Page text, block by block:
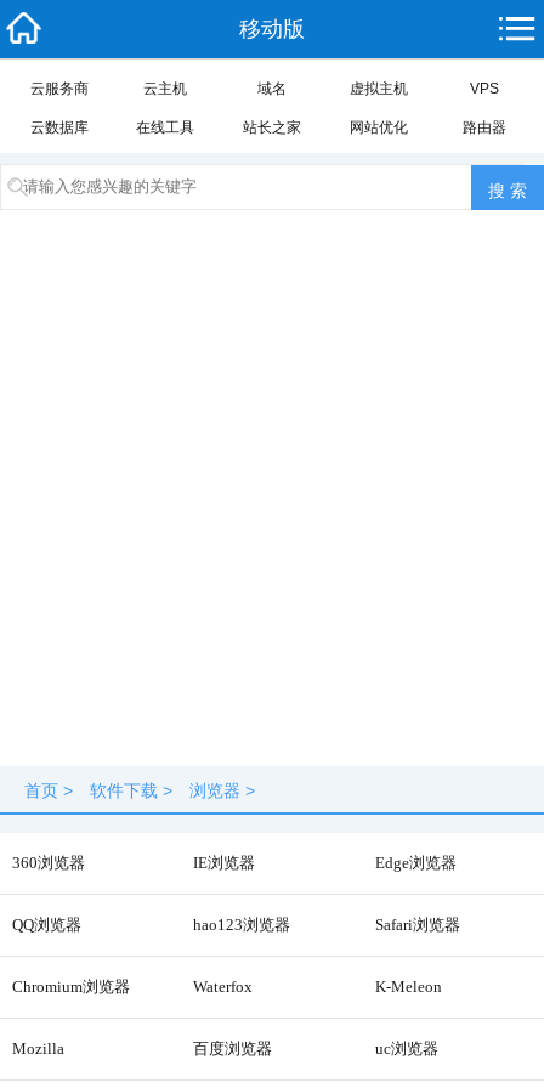
移动版
云服务商 云主机 域名 虚拟主机 VPS
云数据库 在线工具 站长之家 网站优化 路由器
首页 > 软件下载 > 浏览器 >
360浏览器 IE浏览器 Edge浏览器
QQ浏览器 hao123浏览器 Safari浏览器
Chromium浏览器 Waterfox K-Meleon
Mozilla 百度浏览器 uc浏览器